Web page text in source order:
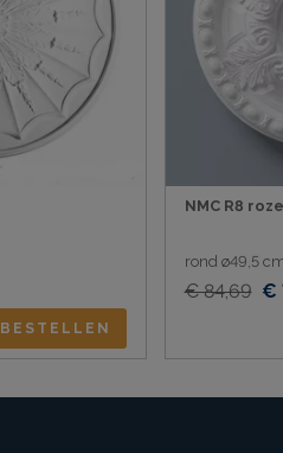
BESTELLEN
NMC R8
rond ø49,5
€ 84,69 €